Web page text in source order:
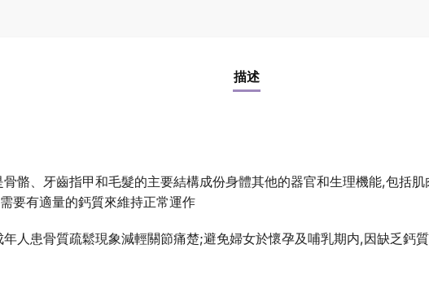
描述
骼、牙齒指甲和毛髮的主要結構成份身體其他的器官和生理機能,包括
要有適量的鈣質來維持正常運作
人患骨質疏鬆現象減輕關節痛楚;避免婦女於懷孕及哺乳期内,因缺乏鈣